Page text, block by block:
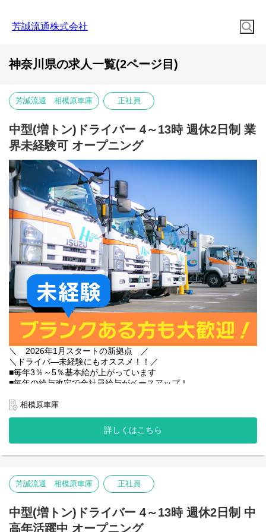
芳誠流通株式会社
神奈川県の求人一覧(2ページ目)
芳誠流通 相模原車庫 正社員
中型(増トン)ドライバー 4～13時 週休2日制 業
界未経験可 オープニング
＼ 2026年1月スタートの新拠点 ／
＼ドライバ―未経験にもオススメ！！／
■毎年3％～5％基本給が上がっています
■毎年の給与改定で全社員給与がベースアップ！
■中型免許の取得は会社が全額負担！
★他にもまだまだあります！
◎週休2日制
◎未経験入社の女性ドライバーも活躍
◎退職金制度あり
◎映画や宿泊施設の割引あり
【仕事内容】
中型トラック(6tトラック)での野菜や果物の配送です。
相模原車庫
詳しくはこちら
芳誠流通 相模原車庫 正社員
中型(増トン)ドライバー 4～13時 週休2日制 中
高年活躍中 オープニング